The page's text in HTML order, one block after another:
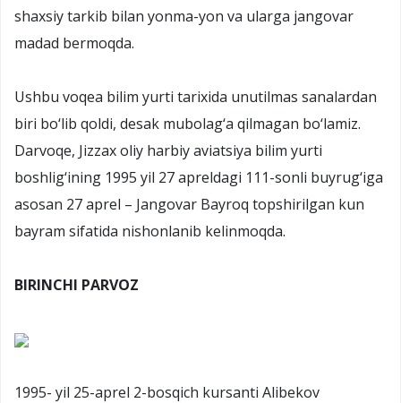
shaxsiy tarkib bilan yonma-yon va ularga jangovar
madad bermoqda.
Ushbu voqea bilim yurti tarixida unutilmas sanalardan
biri bo‘lib qoldi, desak mubolag‘a qilmagan bo‘lamiz.
Darvoqe, Jizzax oliy harbiy aviatsiya bilim yurti
boshlig‘ining 1995 yil 27 apreldagi 111-sonli buyrug‘iga
asosan 27 aprel – Jangovar Bayroq topshirilgan kun
bayram sifatida nishonlanib kelinmoqda.
BIRINCHI PARVOZ
1995- yil 25-aprel 2-bosqich kursanti Alibekov